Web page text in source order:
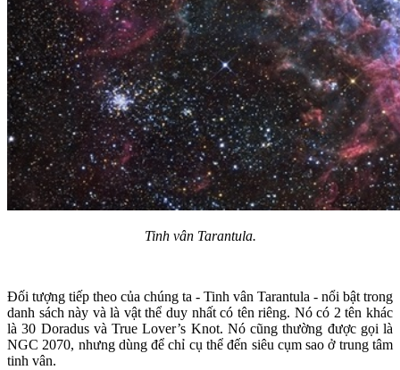
Tinh vân Tarantula.
Đối tượng tiếp theo của chúng ta - Tinh vân Tarantula - nổi bật trong
danh sách này và là vật thể duy nhất có tên riêng. Nó có 2 tên khác
là 30 Doradus và True Lover’s Knot. Nó cũng thường được gọi là
NGC 2070, nhưng dùng để chỉ cụ thể đến siêu cụm sao ở trung tâm
tinh vân.